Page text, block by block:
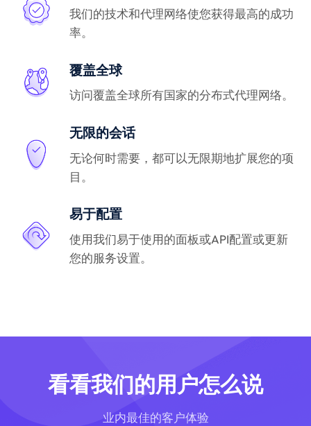
我们的技术和代理网络使您获得最高的成功
率。
覆盖全球
访问覆盖全球所有国家的分布式代理网络。
无限的会话
无论何时需要，都可以无限期地扩展您的项
目。
易于配置
使用我们易于使用的面板或API配置或更新
您的服务设置。
看看我们的用户怎么说
业内最佳的客户体验